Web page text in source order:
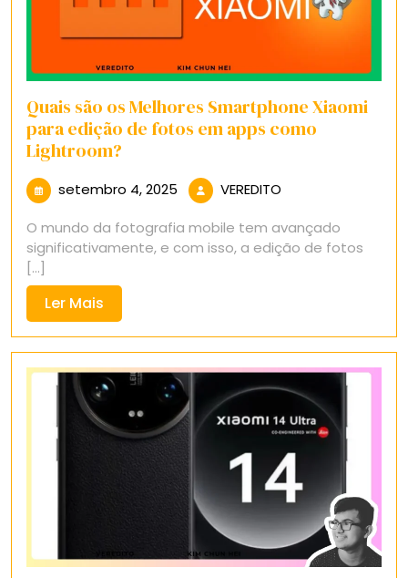
Quais são os Melhores Smartphone Xiaomi
para edição de fotos em apps como
Lightroom?
setembro 4, 2025 setembro
2025
VEREDITO
O mundo da fotografia mobile tem avançado
significativamente, e com isso, a edição de fotos
[...]
Ler Mais
Mais